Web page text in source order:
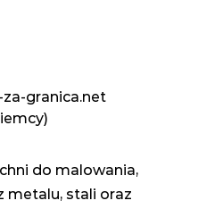
granica.net
do malowania,
metalu, stali oraz